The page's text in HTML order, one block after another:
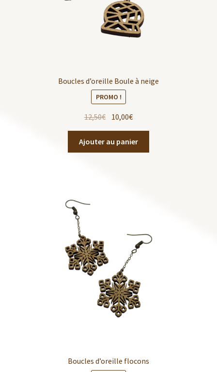
Boucles d’oreille Boule à neige
PROMO !
12,50€ 10,00€
Ajouter au panier
Boucles d’oreille flocons